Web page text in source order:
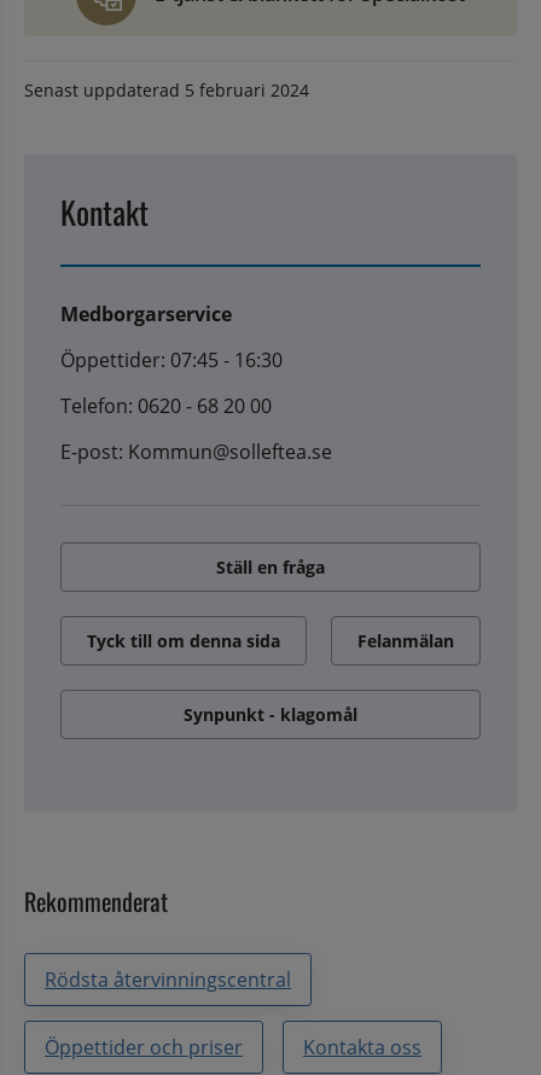
Senast uppdaterad 5 februari 2024
Kontakt
Medborgarservice
Öppettider: 07:45 - 16:30
Telefon: 0620 - 68 20 00
E-post: Kommun@solleftea.se
Ställ en fråga
Tyck till om denna sida Felanmälan
Synpunkt - klagomål
Rekommenderat
Rödsta återvinningscentral
Öppettider och priser Kontakta oss